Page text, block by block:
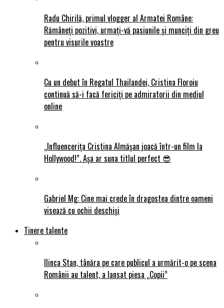
Radu Chirilă, primul vlogger al Armatei Române:
Rămâneți pozitivi, urmați-vă pasiunile și munciți din greu
pentru visurile voastre
Cu un debut în Regatul Thailandei, Cristina Floroiu
continuă să-i facă fericiți pe admiratorii din mediul
online
„Influencerița Cristina Almășan joacă într-un film la
Hollywood!”. Așa ar suna titlul perfect 😎
Gabriel Mg: Cine mai crede în dragostea dintre oameni
visează cu ochii deschiși
Tinere talente
Ilinca Stan, tânăra pe care publicul a urmărit-o pe scena
Românii au talent, a lansat piesa „Copii”